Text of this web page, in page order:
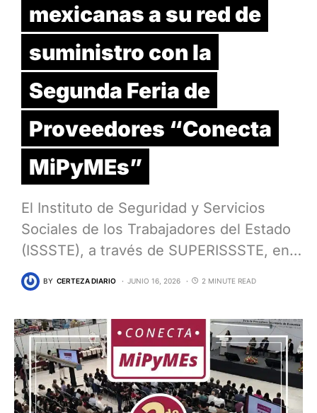
mexicanas a su red de
suministro con la
Segunda Feria de
Proveedores “Conecta
MiPyMEs”
El Instituto de Seguridad y Servicios
Sociales de los Trabajadores del Estado
(ISSSTE), a través de SUPERISSSTE, en…
BY CERTEZA DIARIO JUNIO 16, 2026 2 MINUTE READ